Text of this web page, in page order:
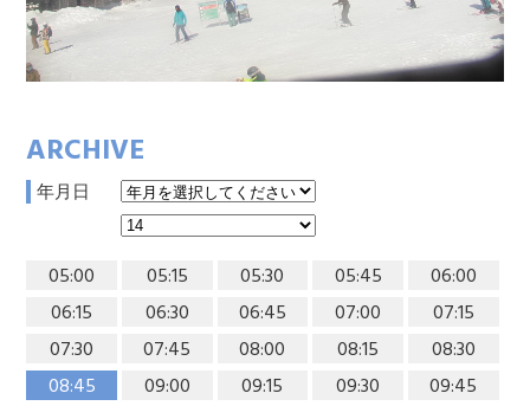
ARCHIVE
年月日
05:00 05:15 05:30 05:45
06:00
06:15
06:30 06:45 07:00
07:15
07:30
07:45 08:00 08:15
08:30
08:45
09:00 09:15 09:30
09:45